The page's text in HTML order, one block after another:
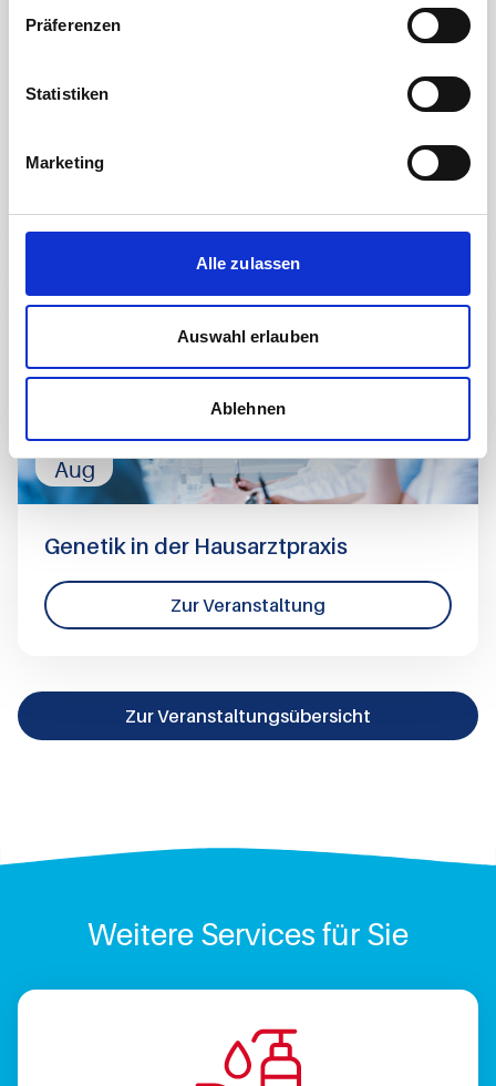
Präferenzen
Statistiken
Marketing
Alle zulassen
Auswahl erlauben
Ablehnen
Erbliche Hörstörungen: Bedeutung
Webseminar
19
Aug
Genetik in der Hausarztpraxis
Zur Veranstaltung
Zur Veranstaltungsübersicht
Weitere Services für Sie